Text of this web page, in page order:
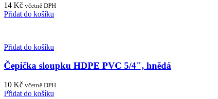
14 Kč včetně DPH
Přidat do košíku
Přidat do košíku
Čepička sloupku HDPE PVC 5/4", hnědá
10 Kč včetně DPH
Přidat do košíku